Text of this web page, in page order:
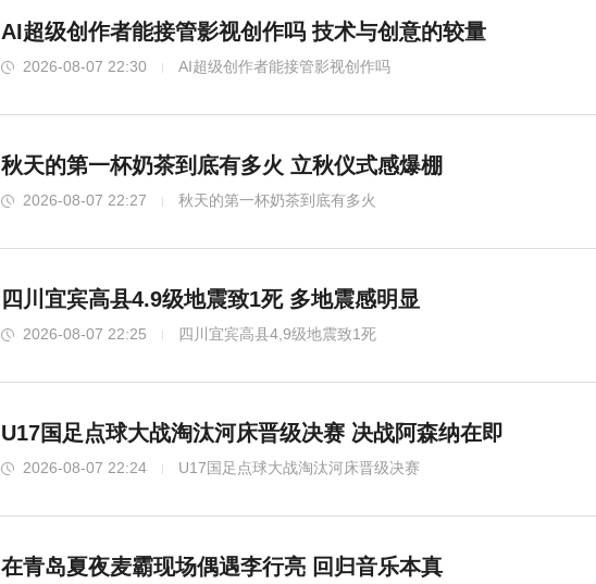
AI超级创作者能接管影视创作吗 技术与创意的较量
2026-08-07 22:30 AI超级创作者能接管影视创作吗
秋天的第一杯奶茶到底有多火 立秋仪式感爆棚
2026-08-07 22:27 秋天的第一杯奶茶到底有多火
四川宜宾高县4.9级地震致1死 多地震感明显
2026-08-07 22:25 四川宜宾高县4,9级地震致1死
U17国足点球大战淘汰河床晋级决赛 决战阿森纳在即
2026-08-07 22:24 U17国足点球大战淘汰河床晋级决赛
在青岛夏夜麦霸现场偶遇李行亮 回归音乐本真